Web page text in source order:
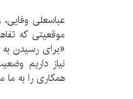
عباسعلی
نیاز داریم
همکاری را به ما